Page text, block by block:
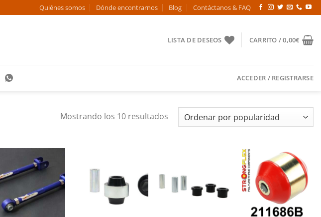
Quiénes somos Dónde encontrarnos Blog Contáctanos & FAQ
LISTA DE DESEOS CARRITO /0,00€
ACCEDER / REGISTRARSE
Mostrando los 10 resultadosOrdenado
por
a la
lista de
deseos
Añadir
a la
lista de
deseos
a la
lista de
deseos
Añadir
a la
lista de
deseos